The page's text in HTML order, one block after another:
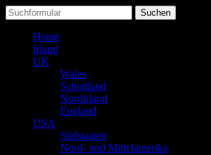
Suchen
nach:
Home
Irland
UK
Wales
Schottland
Nordirland
England
USA
Südstaaten
Nord- und Mittelamerika